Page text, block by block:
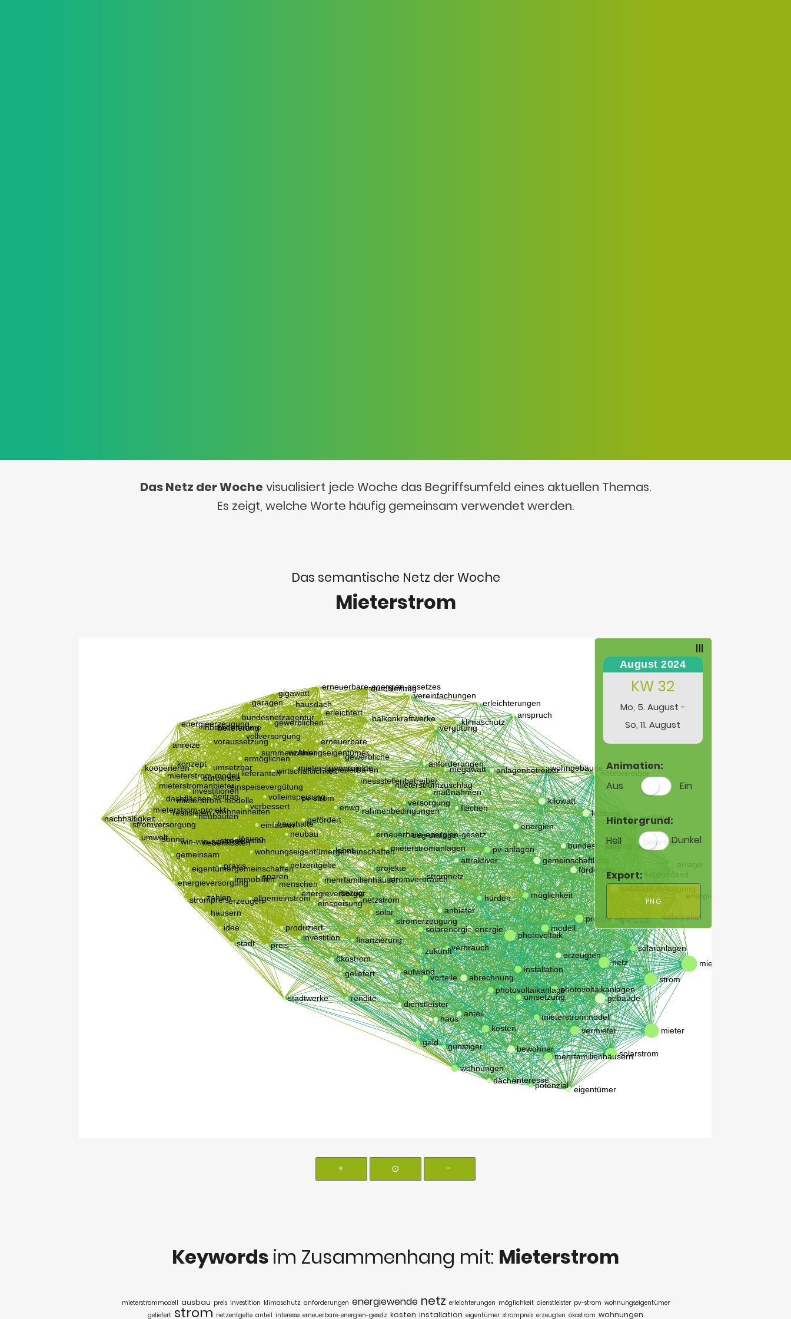
Das Netz der Woche visualisiert jede Woche das Begriffsumfeld eines aktuellen Themas.
Es zeigt, welche Worte häufig gemeinsam verwendet werden.
Das semantische Netz der Woche
Mieterstrom
+ ⊙ -
August 2024
KW 32
Mo, 5. August -
So, 11. August
Animation:
Aus
Ein
Hintergrund:
Hell
Dunkel
Export:
PNG
Keywords im Zusammenhang mit: Mieterstrom
mieterstrommodell ausbau preis investition klimaschutz anforderungen energiewende netz erleichterungen möglichkeit dienstleister pv-strom wohnungseigentümer
geliefert strom netzentgelte anteil interesse erneuerbare-energien-gesetz kosten installation eigentümer strompreis erzeugten ökostrom wohnungen